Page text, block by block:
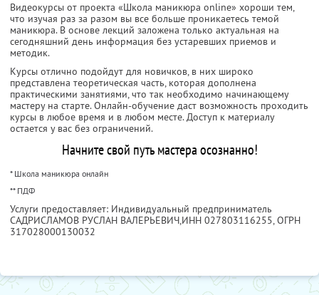
Видеокурсы от проекта «Школа маникюра online» хороши тем,
что изучая раз за разом вы все больше проникаетесь темой
маникюра. В основе лекций заложена только актуальная на
сегодняшний день информация без устаревших приемов и
методик.
Курсы отлично подойдут для новичков, в них широко
представлена теоретическая часть, которая дополнена
практическими занятиями, что так необходимо начинающему
мастеру на старте. Онлайн-обучение даст возможность проходить
курсы в любое время и в любом месте. Доступ к материалу
остается у вас без ограничений.
Начните свой путь мастера осознанно!
* Школа маникюра онлайн
** ПДФ
Услуги предоставляет: Индивидуальный предприниматель
САДРИСЛАМОВ РУСЛАН ВАЛЕРЬЕВИЧ,ИНН 027803116255, ОГРН
317028000130032